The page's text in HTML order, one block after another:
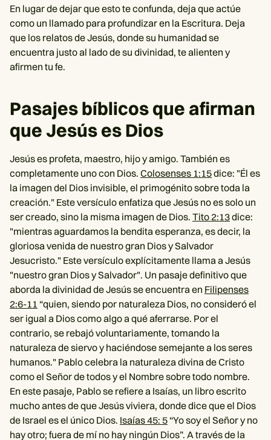
En lugar de dejar que esto te confunda, deja que actúe
como un llamado para profundizar en la Escritura. Deja
que los relatos de Jesús, donde su humanidad se
encuentra justo al lado de su divinidad, te alienten y
afirmen tu fe.
Pasajes bíblicos que afirman
que Jesús es Dios
Jesús es profeta, maestro, hijo y amigo. También es
completamente uno con Dios. Colosenses 1:15dice: "Él es
la imagen del Dios invisible, el primogénito sobre toda la
creación." Este versículo enfatiza que Jesús no es solo un
ser creado, sino la misma imagen de Dios. Tito 2:13dice:
"mientras aguardamos la bendita esperanza, es decir, la
gloriosa venida de nuestro gran Dios y Salvador
Jesucristo." Este versículo explícitamente llama a Jesús
"nuestro gran Dios y Salvador". Un pasaje definitivo que
aborda la divinidad de Jesús se encuentra en Filipenses
2:6-11 “quien, siendo por naturaleza Dios, no consideró el
ser igual a Dios como algo a qué aferrarse. Por el
contrario, se rebajó voluntariamente, tomando la
naturaleza de siervo y haciéndose semejante a los seres
humanos." Pablo celebra la naturaleza divina de Cristo
como el Señor de todos y el Nombre sobre todo nombre.
En este pasaje, Pablo se refiere a Isaías, un libro escrito
mucho antes de que Jesús viviera, donde dice que el Dios
de Israel es el único Dios. Isaías 45: 5 “Yo soy el Señor y no
hay otro; fuera de mí no hay ningún Dios”. A través de la